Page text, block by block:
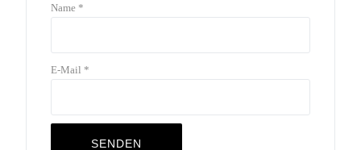
Name *
E-Mail *